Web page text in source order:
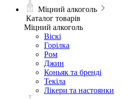
Міцний алкоголь
Каталог товарів
Міцний алкоголь
Віскі
Горілка
Ром
Джин
Коньяк та бренді
Текіла
Лікери та настоянки